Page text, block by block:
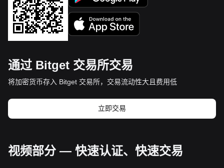
通过 Bitget 交易所交易
将加密货币存入 Bitget 交易所，交易流动性大且费用低
立即交易
视频部分 — 快速认证、快速交易